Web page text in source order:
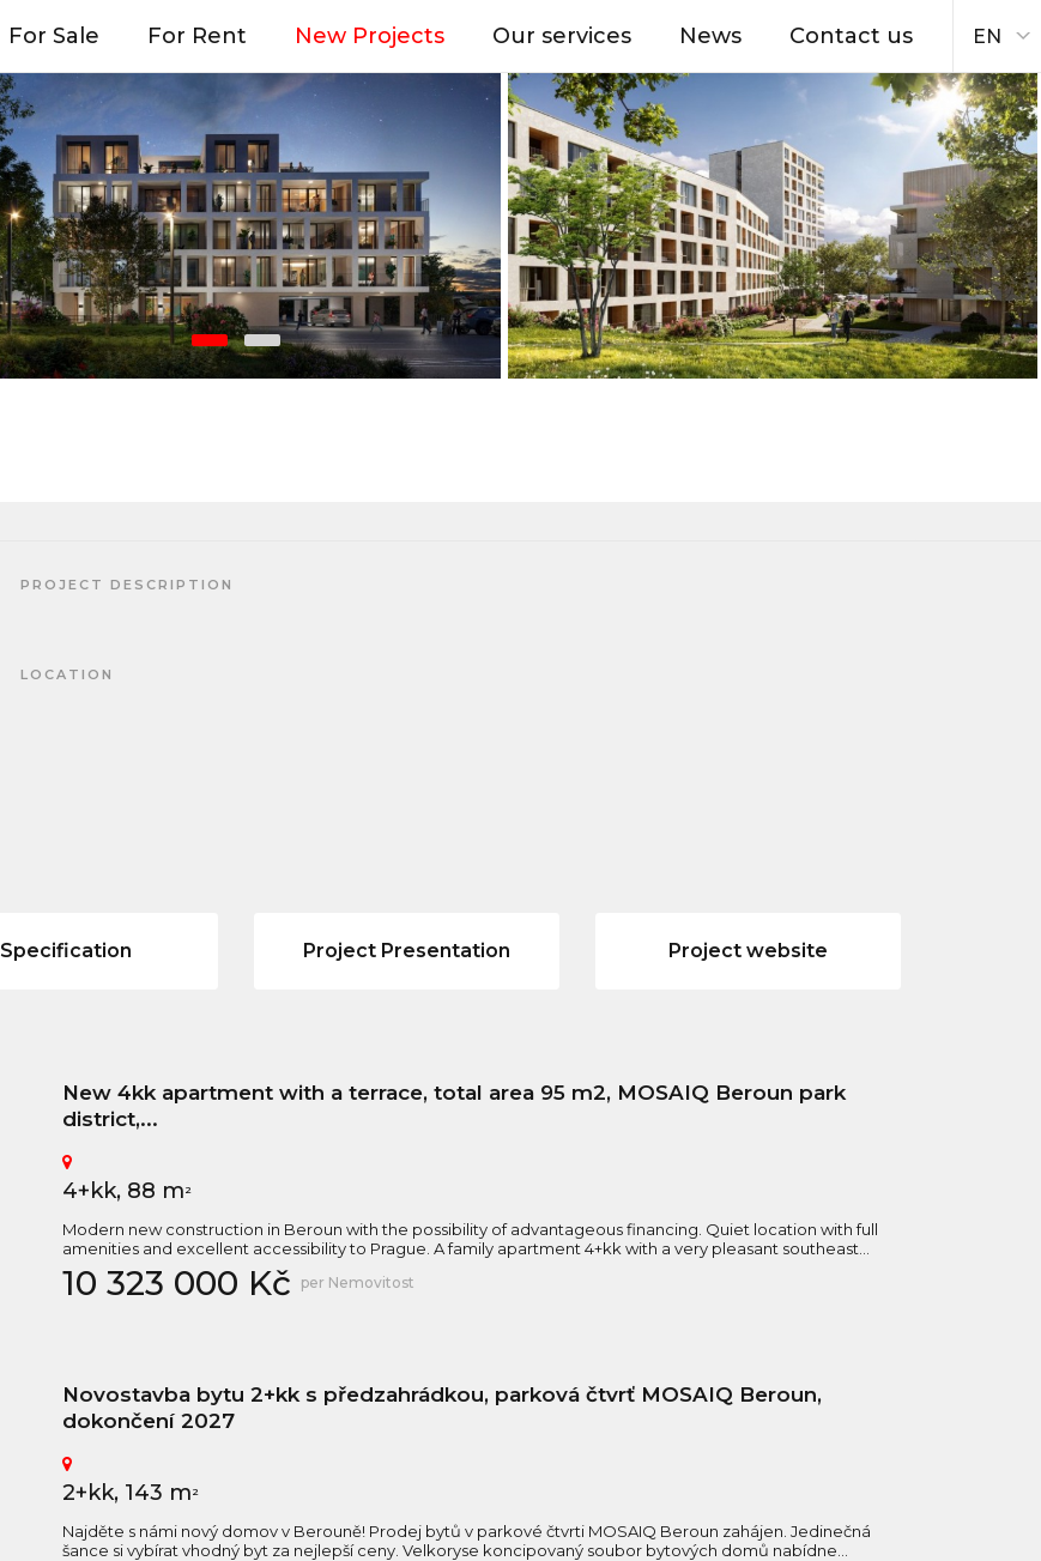
For Sale For Rent New Projects Our services News Contact us EN
PROJECT DESCRIPTION
LOCATION
Specification Project Presentation Project website
New 4kk apartment with a terrace, total area 95 m2, MOSAIQ Beroun park
district,...
4+kk, 88 m 2
Modern new construction in Beroun with the possibility of advantageous financing. Quiet location with full
amenities and excellent accessibility to Prague. A family apartment 4+kk with a very pleasant southeast...
10 323 000 Kč per Nemovitost
Novostavba bytu 2+kk s předzahrádkou, parková čtvrť MOSAIQ Beroun,
dokončení 2027
2+kk, 143 m 2
Najděte s námi nový domov v Berouně! Prodej bytů v parkové čtvrti MOSAIQ Beroun zahájen. Jedinečná
šance si vybírat vhodný byt za nejlepší ceny. Velkoryse koncipovaný soubor bytových domů nabídne...